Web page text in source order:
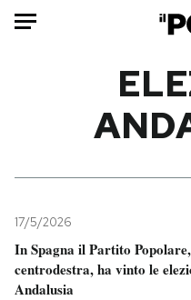
Mondo
Tecnologia
Internet
Scienza
17/5/2026
In Spagna il Partito
centrodestra, ha vinto le
Andalusia